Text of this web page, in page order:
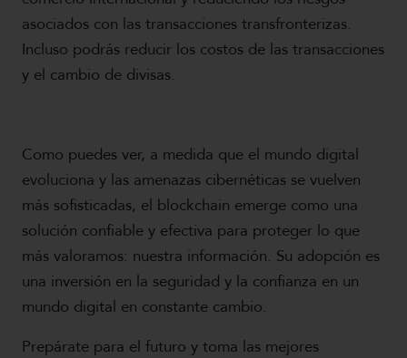
asociados con las transacciones transfronterizas.
Incluso podrás reducir los costos de las transacciones
y el cambio de divisas.
Como puedes ver, a medida que el mundo digital
evoluciona y las amenazas cibernéticas se vuelven
más sofisticadas, el blockchain emerge como una
solución confiable y efectiva para proteger lo que
más valoramos: nuestra información. Su adopción es
una inversión en la seguridad y la confianza en un
mundo digital en constante cambio.
Prepárate para el futuro y toma las mejores